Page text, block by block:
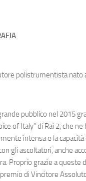
polistrumentista nato
pubblico nel 2015
of Italy” di Rai 2, che ne
intensa e la capacità
gli ascoltatori, anche
Proprio grazie a queste
di Vincitore